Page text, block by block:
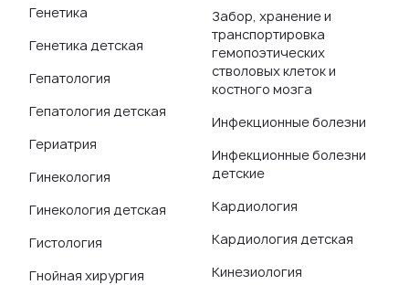
Генетика
Генетика детская
Гепатология
Гепатология детская
Гериатрия
Гинекология
Гинекология детская
Гистология
Гнойная хирургия
Забор, хранение и
транспортировка
гемопоэтических
стволовых клеток и
костного мозга
Инфекционные болезни
Инфекционные болезни
детские
Кардиология
Кардиология детская
Кинезиология